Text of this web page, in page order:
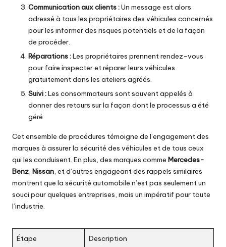
Communication aux clients :Un message est alors
adressé à tous les propriétaires des véhicules concernés
pour les informer des risques potentiels et de la façon
de procéder.
Réparations :Les propriétaires prennent rendez-vous
pour faire inspecter et réparer leurs véhicules
gratuitement dans les ateliers agréés.
Suivi :Les consommateurs sont souvent appelés à
donner des retours sur la façon dont le processus a été
géré
Cet ensemble de procédures témoigne de l’engagement des
marques à assurer la sécurité des véhicules et de tous ceux
qui les conduisent. En plus, des marques comme Mercedes-
Benz, Nissan, et d’autres engageant des rappels similaires
montrent que la sécurité automobile n’est pas seulement un
souci pour quelques entreprises, mais un impératif pour toute
l’industrie.
Étape Description